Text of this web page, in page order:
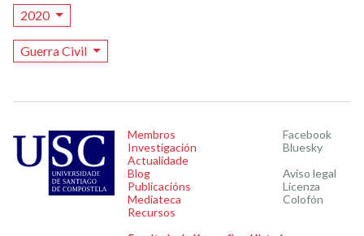
2020
Guerra Civil
Membros
Investigación
Actualidade
Blog
Publicacións
Mediateca
Recursos
Facebook
Bluesky
Aviso legal
Licenza
Colofón